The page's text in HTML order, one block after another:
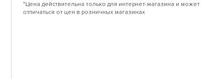
*Цена действительна только для интернет-магазина и может
отличаться от цен в розничных магазинах